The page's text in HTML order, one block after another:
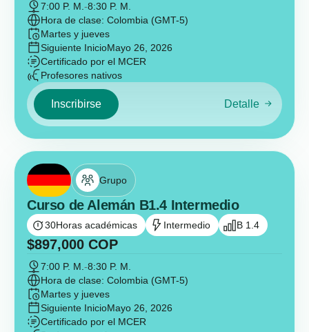
7:00 P. M. -8:30 P. M.
Hora de clase: Colombia (GMT-5)
Martes y jueves
Siguiente InicioMayo 26, 2026
Certificado por el MCER
Profesores nativos
Inscribirse Detalle
Grupo
Curso de Alemán B1.4 Intermedio
30Horas académicas Intermedio B 1.4
$897,000 COP
7:00 P. M. -8:30 P. M.
Hora de clase: Colombia (GMT-5)
Martes y jueves
Siguiente InicioMayo 26, 2026
Certificado por el MCER